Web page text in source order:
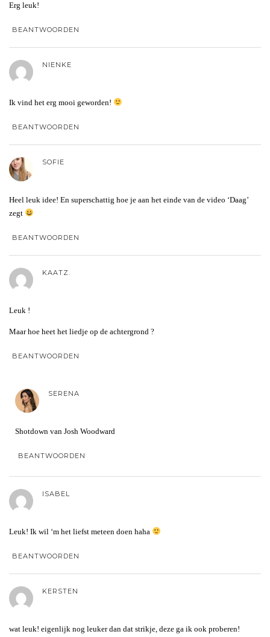
Erg leuk!
BEANTWOORDEN
NIENKE
Ik vind het erg mooi geworden!
BEANTWOORDEN
SOFIE
Heel leuk idee! En superschattig hoe je aan het einde van de video ‘Daag’
zegt
BEANTWOORDEN
KAATZ.
Leuk !
Maar hoe heet het liedje op de achtergrond ?
BEANTWOORDEN
SERENA
Shotdown van Josh Woodward
BEANTWOORDEN
ISABEL
Leuk! Ik wil ‘m het liefst meteen doen haha
BEANTWOORDEN
KERSTEN
wat leuk! eigenlijk nog leuker dan dat strikje, deze ga ik ook proberen!